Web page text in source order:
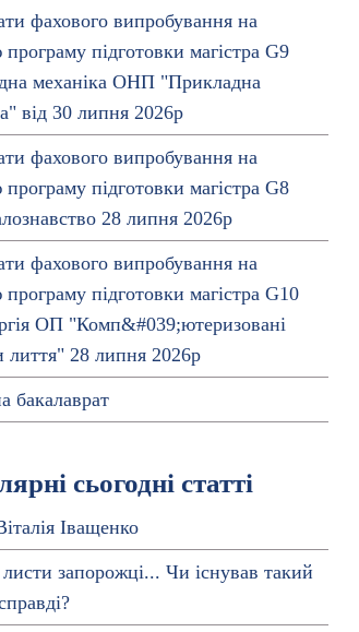
фахового випробування на
програму підготовки магістра G9
механіка ОНП "Прикладна
від 30 липня 2026р
фахового випробування на
програму підготовки магістра G8
28 липня 2026р
фахового випробування на
програму підготовки магістра G10
ОП "Комп&#039;ютеризовані
лиття" 28 липня 2026р
бакалаврат
сьогодні статті
Іващенко
запорожці... Чи існував такий